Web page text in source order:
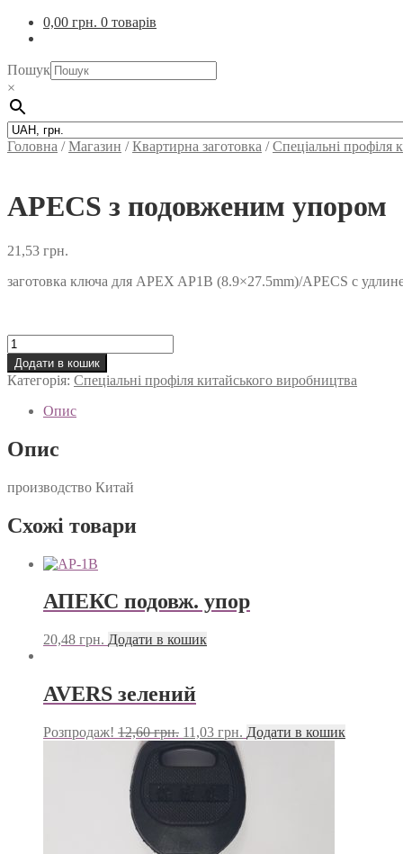
0,00 грн. 0 товарів
Пошук
×
Головна /Магазин /Квартирна заготовка /Спеціальні профіля
APECS з подовженим упором
21,53 грн.
заготовка ключа для APEX AP1B (8.9×27.5mm)/APECS с
APECS
з
подовженим
упором
кількість
Додати в кошик
Категорія: Спеціальні профіля китайського виробництва
Опис
Опис
производство Китай
Схожі товари
АПЕКС подовж. упор
20,48 грн. Додати в кошик
AVERS зелений
Розпродаж! 12,60грн. 11,03 грн. Додати в кошик